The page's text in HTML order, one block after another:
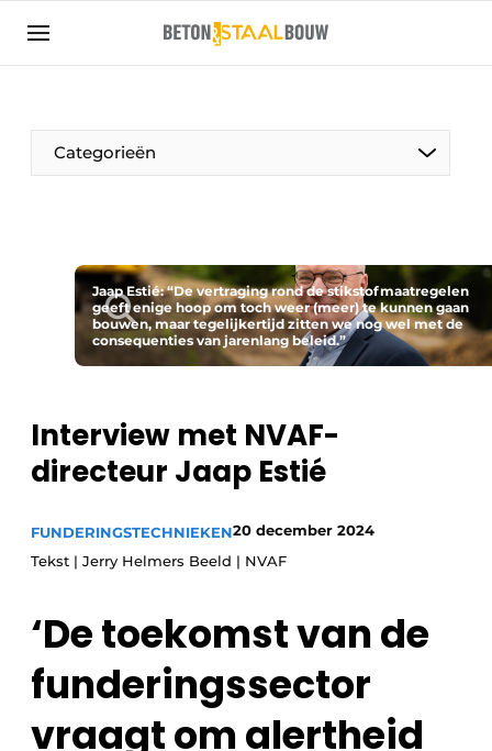
Aanmelden
Artikelen
Bedrijven
Contact
Direct contact
Evenement aanmelden
Nieuwsbrief
Podcasts
Vacature aanmelden
Categorieën
Jaap Estié: “De vertraging rond de stikstofmaatregelen
geeft enige hoop om toch weer (meer) te kunnen gaan
bouwen, maar tegelijkertijd zitten we nog wel met de
consequenties van jarenlang beleid.”
Interview met NVAF-
directeur Jaap Estié
FUNDERINGSTECHNIEKEN20 december 2024
Tekst | Jerry Helmers Beeld | NVAF
‘De toekomst van de
funderingssector
vraagt om alertheid